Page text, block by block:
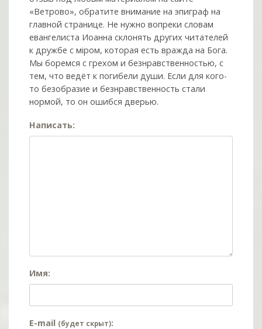
«Ветрово», обратите внимание на эпиграф на
главной странице. Не нужно вопреки словам
евангелиста Иоанна склонять других читателей
к дружбе с мiром, которая есть вражда на Бога.
Мы боремся с грехом и без­нрав­ствен­ностью, с
тем, что ведёт к погибели души. Если для кого-
то безобразие и безнравственность стали
нормой, то он ошибся дверью.
Написать:
Имя:
E-mail (будет скрыт):